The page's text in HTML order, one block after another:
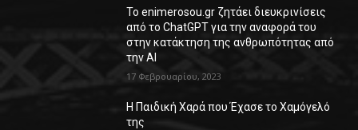
Το enimerosou.gr ζητάει διευκρινίσεις
από το ChatGPT για την αναφορά του
στην κατάκτηση της ανθρωπότητας από
την AI
17 Φεβρουαρίου, 2023
Η Παιδική Χαρά που Έχασε το Χαμόγελό
της